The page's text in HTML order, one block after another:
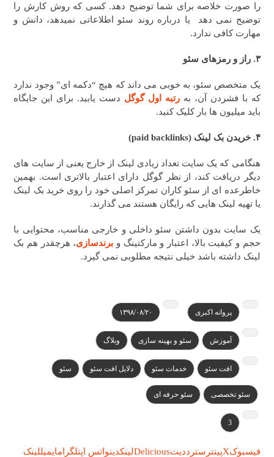
را صورت خلاصه برای شما توضیح دهد. کسی که روش کارش را
توضیح نمی دهد یا درباره روند سئو اطلاعاتی نمیدهد، دانش و
مهارت کافی ندارد.
۳. راز و رمزهای سئو
یک متخصص سئو، به خوبی می داند که هیچ “دکمه ای” وجود ندارد
که با فشردن آن، بهرتبه اول گوگل دست یابید. برای این جایگاه
باید میلیون ها بار کلیک کنید.
۴. خریدن بک لینک (paid backlinks)
هنگامی که یک سایت تعداد زیادی لینک از خارج یعنی از سایت های
دیگر دریافت کند، از نظر گوگل دارای اعتبار بالاتری است. بهمین
خاطرعده ای از سئو کاران تمرکز اصلی خود را روی خرید بک لینک
یا تهیه لینک هایی که رایگان هستند می گذارند.
یک سایت بدون داشتن سئو داخلی و خارجی مناسب، محتوایی با
حجم و کیفیت بالا، اعتبار و مارکتینگ و برندسازی، هرچقدر هم بک
لینک داشته باشد خیلی نتیجه مطلوبی نمی گیرد.
پروانه اکبری ۱۳۹۸/۰۸/۲۰
آموزش سئو و بهینه سازی وبلاگ
افت سئو خدمات سئو دلایل افت سئو سئو
سئو تخصصی سئو حرفه ای
3
فیسبوکXپینترسترددیتDeliciousلینکدینواتس اپتلگرامایمیللینک